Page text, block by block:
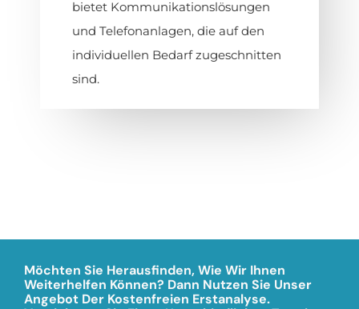
bietet Kommunikationslösungen
und Telefonanlagen, die auf den
individuellen Bedarf zugeschnitten
sind.
Möchten Sie Herausfinden, Wie Wir Ihnen
Weiterhelfen Können? Dann Nutzen Sie Unser
Angebot Der Kostenfreien Erstanalyse.